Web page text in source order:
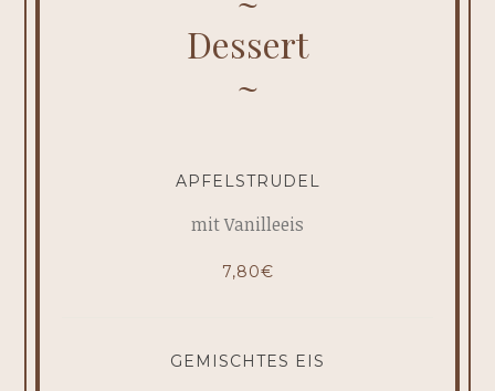
Dessert
APFELSTRUDEL
mit Vanilleeis
7,80€
GEMISCHTES EIS